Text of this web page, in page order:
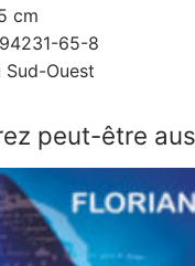
cm
65-8
Sud-Ouest
peut-être